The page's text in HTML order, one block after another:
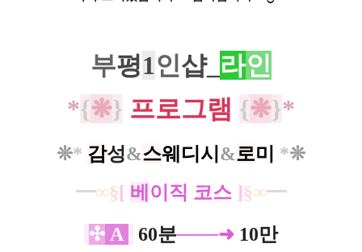
부평1인샵_ 라인
*{❋} 프로그램 {❋}*
❊* 감성&스웨디시 &로미 *❊
━∞§ [ 베 이직 코스 ] §∞━
✣ A 60분───➜ 10만